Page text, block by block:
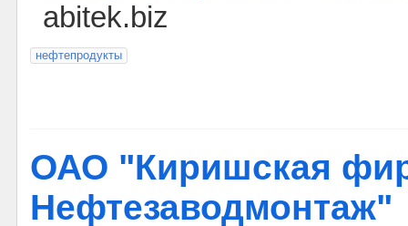
abitek.biz
нефтепродукты
ОАО "Киришская
Нефтезаводмонтаж"